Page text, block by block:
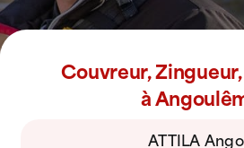
Nos agences
Votre toitCouvreur,
à
ATTILA